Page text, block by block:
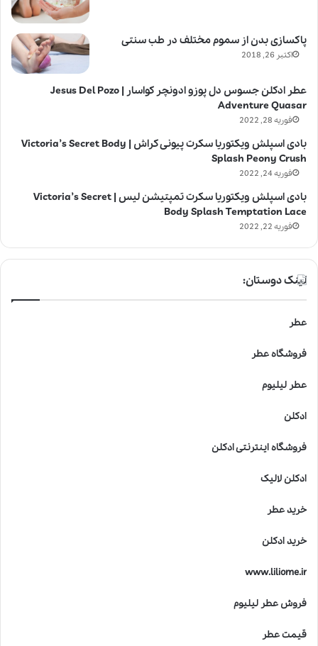
پاکسازی بدن از سموم مختلف در طب سنتی
اکتبر 26, 2018
عطر ادکلن جسوس دل پوزو ادونچر کواسار | Jesus Del Pozo
Adventure Quasar
فوریه 28, 2022
بادی اسپلش ویکتوریا سکرت پیونی کراش | Victoria’s Secret Body
Splash Peony Crush
فوریه 24, 2022
بادی اسپلش ویکتوریا سکرت تمپتیشن لیس | Victoria’s Secret
Body Splash Temptation Lace
فوریه 22, 2022
لینک دوستان:
عطر
فروشگاه عطر
عطر لیلیوم
ادکلن
فروشگاه اینترنتی ادکلن
ادکلن لالیک
خرید عطر
خرید ادکلن
www.liliome.ir
فروش عطر لیلیوم
قیمت عطر